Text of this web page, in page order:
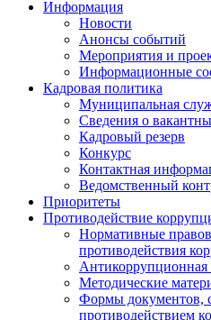
Информация
Новости
Анонсы событий
Мероприятия и
Информационные
Кадровая политика
Муниципальная
Сведения о
Кадровый резерв
Конкурс
Контактная
Ведомственный
Приоритеты
Противодействие
Нормативные
противодействия
Антикоррупционная
Методические
Формы документов,
противодействием